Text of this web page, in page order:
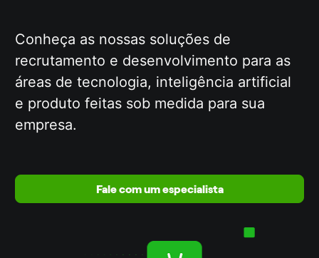
Conheça as nossas soluções de
recrutamento e desenvolvimento para as
áreas de tecnologia, inteligência artificial
e produto feitas sob medida para sua
empresa.
Fale com um especialista